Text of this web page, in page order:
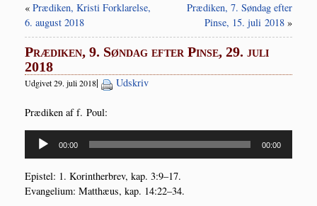
« Prædiken, Kristi Forklarelse,
6. august 2018
Prædiken, 7. Søndag efter
Pinse, 15. juli 2018 »
Prædiken, 9. Søndag efter Pinse, 29. juli
2018
Udgivet 29. juli 2018| Udskriv
Præ­di­ken af f. Poul:
Lydafspiller
00:00 00:00
Epi­stel: 1. Kor­int­her­brev, kap. 3:9–17.
Evan­ge­li­um: Mat­t­hæus, kap. 14:22–34.